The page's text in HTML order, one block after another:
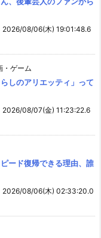
2026/08/06(木) 19:01:48.6
・ゲーム
しのアリエッティ」って
2026/08/07(金) 11:23:22.6
ード復帰できる理由、誰
2026/08/06(木) 02:33:20.0